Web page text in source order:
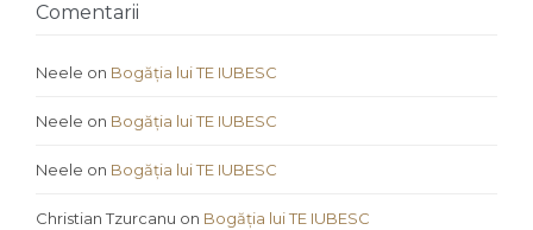
Comentarii
Neele on Bogăția lui TE IUBESC
Neele on Bogăția lui TE IUBESC
Neele on Bogăția lui TE IUBESC
Christian Tzurcanu on Bogăția lui TE IUBESC